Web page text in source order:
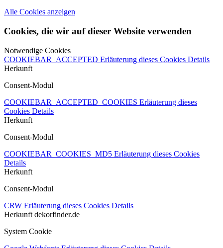
Alle Cookies anzeigen
Cookies, die wir auf dieser Website verwenden
Notwendige Cookies
COOKIEBAR_ACCEPTED Erläuterung dieses Cookies Details
Herkunft
Consent-Modul
COOKIEBAR_ACCEPTED_COOKIES Erläuterung dieses
Cookies Details
Herkunft
Consent-Modul
COOKIEBAR_COOKIES_MD5 Erläuterung dieses Cookies
Details
Herkunft
Consent-Modul
CRW Erläuterung dieses Cookies Details
Herkunft dekorfinder.de
System Cookie